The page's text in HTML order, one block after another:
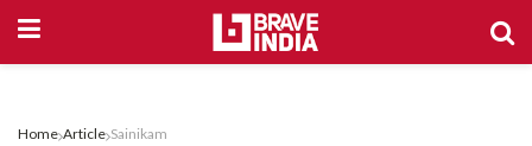
Home Article Sainikam